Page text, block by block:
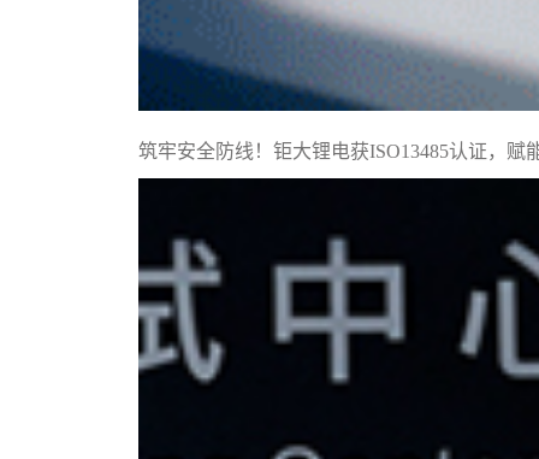
筑牢安全防线！钜大锂电获ISO13485认证，赋